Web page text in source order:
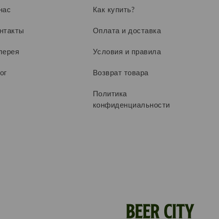
Как купить?
Оплата и доставка
Условия и правила
Возврат товара
Политика
конфиденциальности